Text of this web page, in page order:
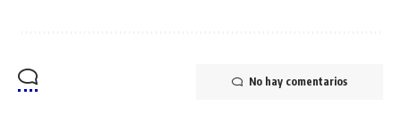
No hay comentarios